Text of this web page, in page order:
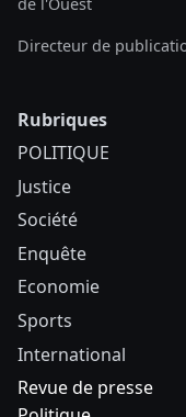
Directeur de
Rubriques
POLITIQUE
Justice
Société
Enquête
Economie
Sports
International
Revue de presse